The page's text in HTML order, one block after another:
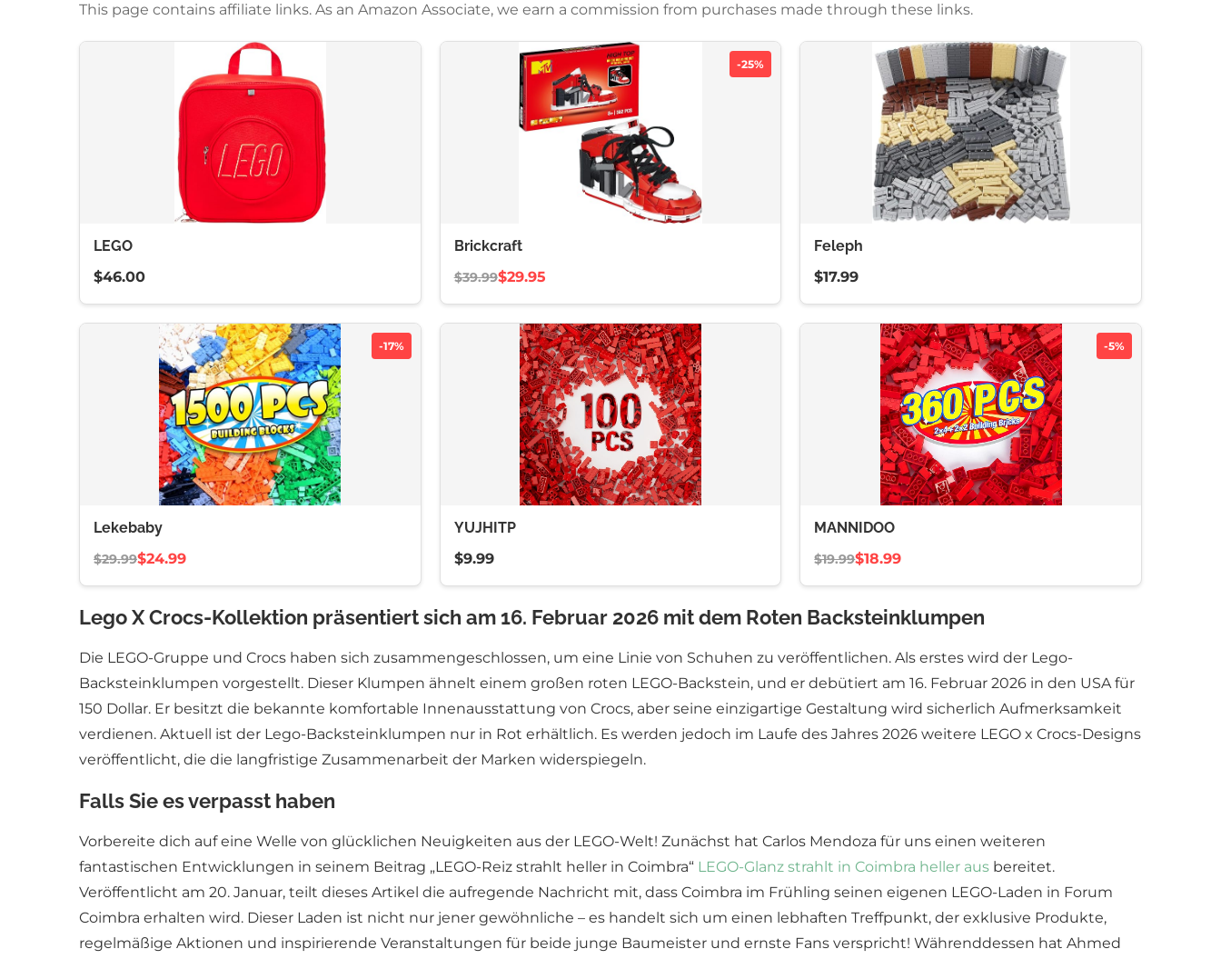
This page contains affiliate links. As an Amazon Associate, we earn a commission from purchases made through these links.
LEGO
$46.00
-25%
Brickcraft
$39.99$29.95
Feleph
$17.99
-17%
Lekebaby
$29.99$24.99
YUJHITP
$9.99
-5%
MANNIDOO
$19.99$18.99
Lego X Crocs-Kollektion präsentiert sich am 16. Februar 2026 mit dem Roten Backsteinklumpen
Die LEGO-Gruppe und Crocs haben sich zusammengeschlossen, um eine Linie von Schuhen zu veröffentlichen. Als erstes wird der Lego-
Backsteinklumpen vorgestellt. Dieser Klumpen ähnelt einem großen roten LEGO-Backstein, und er debütiert am 16. Februar 2026 in den USA für
150 Dollar. Er besitzt die bekannte komfortable Innenausstattung von Crocs, aber seine einzigartige Gestaltung wird sicherlich Aufmerksamkeit
verdienen. Aktuell ist der Lego-Backsteinklumpen nur in Rot erhältlich. Es werden jedoch im Laufe des Jahres 2026 weitere LEGO x Crocs-Designs
veröffentlicht, die die langfristige Zusammenarbeit der Marken widerspiegeln.
Falls Sie es verpasst haben
Vorbereite dich auf eine Welle von glücklichen Neuigkeiten aus der LEGO-Welt! Zunächst hat Carlos Mendoza für uns einen weiteren
fantastischen Entwicklungen in seinem Beitrag „LEGO-Reiz strahlt heller in Coimbra“ LEGO-Glanz strahlt in Coimbra heller aus bereitet.
Veröffentlicht am 20. Januar, teilt dieses Artikel die aufregende Nachricht mit, dass Coimbra im Frühling seinen eigenen LEGO-Laden in Forum
Coimbra erhalten wird. Dieser Laden ist nicht nur jener gewöhnliche – es handelt sich um einen lebhaften Treffpunkt, der exklusive Produkte,
regelmäßige Aktionen und inspirierende Veranstaltungen für beide junge Baumeister und ernste Fans verspricht! Währenddessen hat Ahmed